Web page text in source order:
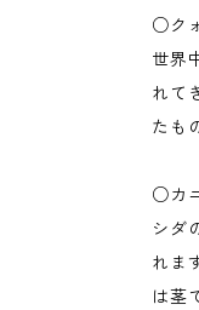
○ク
世界
れて
たも
○カ
シダ
れま
は茎